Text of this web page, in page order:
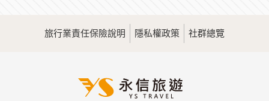
旅行業責任保險說明 隱私權政策 社群總覽